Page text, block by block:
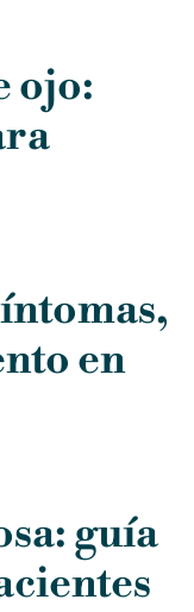
ojo:
en
guía